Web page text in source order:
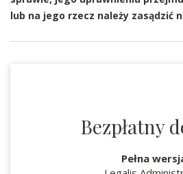
lub na jego rzecz należy zasądzić
Bezpłatny
Pełna